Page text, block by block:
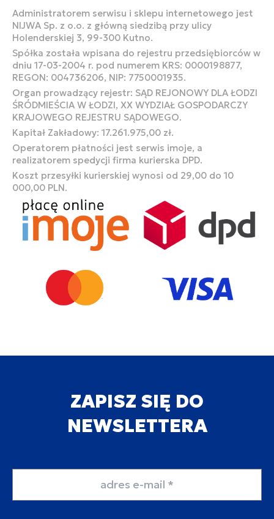
Administratorem serwisu i sklepu internetowego jest
NIJWA Sp. z o.o. z główną siedzibą przy ulicy
Holenderskiej 3, 99-300 Kutno.
Spółka została wpisana do rejestru przedsiębiorców w
dniu 17-03-2004 r. pod numerem KRS: 0000198877,
REGON: 004736206, NIP: 7750001935.
Organ prowadzący rejestr: SĄD REJONOWY DLA ŁODZI
ŚRÓDMIEŚCIA W ŁODZI, XX WYDZIAŁ GOSPODARCZY
KRAJOWEGO REJESTRU SĄDOWEGO.
Kapitał Zakładowy: 17.261.975,00 zł.
Operatorem płatności jest serwis imoje, a
realizatorem spedycji firma kurierska DPD.
Koszt przesyłki kurierskiej wynosi od 29,00 do 10
000,00 PLN.
ZAPISZ SIĘ DO
NEWSLETTERA